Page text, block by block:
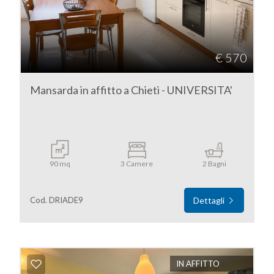
€ 570
Mansarda in affitto a Chieti - UNIVERSITA'
90 mq 3 Camere 2 Bagni
Cod. DRIADE9 Dettagli
IN AFFITTO
5
5+
Qualsiasi
3